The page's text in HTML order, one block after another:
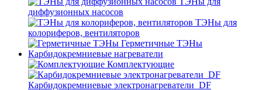
диффузионных насосов
ТЭНы для
колориферов, вентиляторов
Герметичные ТЭНы
Карбидокремниевые нагреватели
Комплектующие
Карбидокремниевые электронагреватели_DF